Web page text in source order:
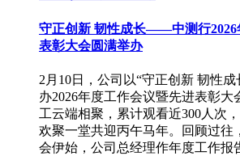
守正创新 韧性成长——中测行2026
表彰大会圆满举办
2月10日，公司以“守正创新 韧性
办2026年度工作会议暨先进表彰大
工云端相聚，累计观看近300人次
欢聚一堂共迎丙午马年。回顾过往
会伊始，公司总经理作年度工作报